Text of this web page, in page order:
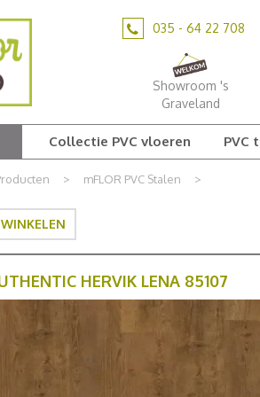
> mFLOR PVC Stalen >
035 - 64 22 708
Showroom 's
Graveland
Collectie PVC vloeren PVC
HERVIK LENA 85107